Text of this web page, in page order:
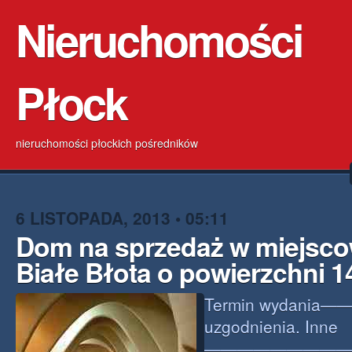
Nieruchomości
Płock
nieruchomości płockich pośredników
6 LISTOPADA, 2013 • 05:11
Dom na sprzedaż w
Białe Błota o powierzchni
Termin
uzgodnienia. Inne